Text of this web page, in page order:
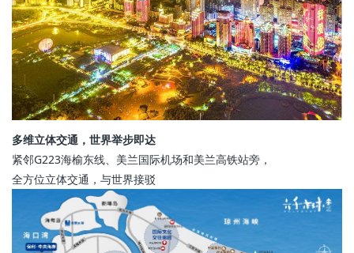
多维立体交通，世界举步即达
紧邻G223海榆东线、美兰国际机场和美兰高铁站旁，
全方位立体交通，与世界接驳